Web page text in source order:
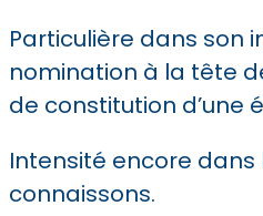
Particulière dans son
nomination à la tête
de constitution d’une
Intensité encore dans
connaissons.